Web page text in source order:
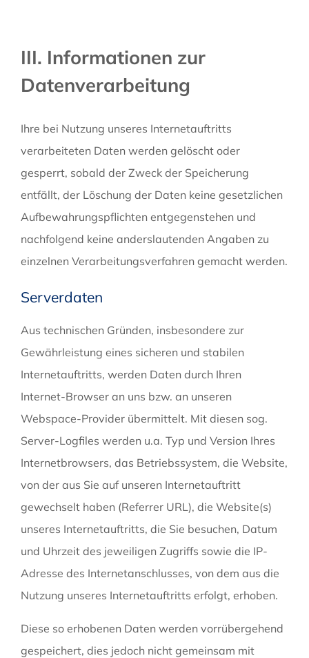
III. Informationen zur
Datenverarbeitung
Ihre bei Nutzung unseres Internetauftritts
verarbeiteten Daten werden gelöscht oder
gesperrt, sobald der Zweck der Speicherung
entfällt, der Löschung der Daten keine gesetzlichen
Aufbewahrungspflichten entgegenstehen und
nachfolgend keine anderslautenden Angaben zu
einzelnen Verarbeitungsverfahren gemacht werden.
Serverdaten
Aus technischen Gründen, insbesondere zur
Gewährleistung eines sicheren und stabilen
Internetauftritts, werden Daten durch Ihren
Internet-Browser an uns bzw. an unseren
Webspace-Provider übermittelt. Mit diesen sog.
Server-Logfiles werden u.a. Typ und Version Ihres
Internetbrowsers, das Betriebssystem, die Website,
von der aus Sie auf unseren Internetauftritt
gewechselt haben (Referrer URL), die Website(s)
unseres Internetauftritts, die Sie besuchen, Datum
und Uhrzeit des jeweiligen Zugriffs sowie die IP-
Adresse des Internetanschlusses, von dem aus die
Nutzung unseres Internetauftritts erfolgt, erhoben.
Diese so erhobenen Daten werden vorrübergehend
gespeichert, dies jedoch nicht gemeinsam mit